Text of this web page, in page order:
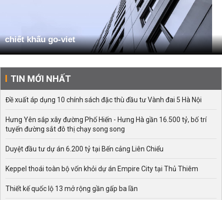
chiết khấu go-viet
TIN MỚI NHẤT
Đề xuất áp dụng 10 chính sách đặc thù đầu tư Vành đai 5 Hà Nội
Hưng Yên sắp xây đường Phố Hiến - Hưng Hà gần 16.500 tỷ, bố trí
tuyến đường sắt đô thị chạy song song
Duyệt đầu tư dự án 6.200 tỷ tại Bến cảng Liên Chiểu
Keppel thoái toàn bộ vốn khỏi dự án Empire City tại Thủ Thiêm
Thiết kế quốc lộ 13 mở rộng gần gấp ba lần